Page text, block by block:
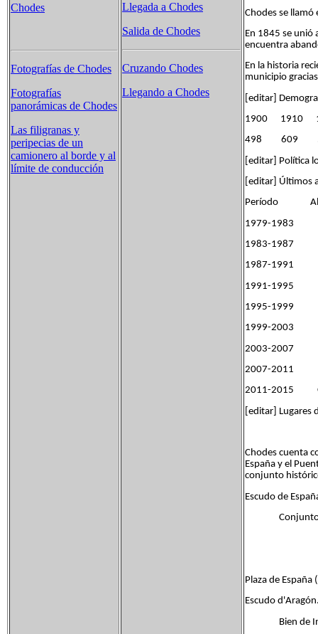
Chodes
Fotografías de Chodes
Fotografías
panorámicas de Chodes
Las filigranas y
peripecias de un
camionero al borde y al
límite de conducción
Llegada a Chodes
Salida de Chodes
Cruzando Chodes
Llegando a Chodes
Chodes se
En 1845 se unió
encuentra
En la historia
municipio
[editar]
1900 1910
498 609
[editar] Política
[editar] Últimos
Período
2011-2015
[editar] Lugares
Chodes cuenta
España y el
conjunto
Escudo de
Conjunto
Plaza de
Escudo
Bien de